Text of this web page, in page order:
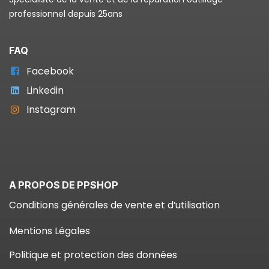
professionnel depuis 25ans
FAQ
Facebook
Linkedin
Instagram
A PROPOS DE PPSHOP
Conditions générales de vente et d’utilisation
Mentions Légales
Politique et protection des données